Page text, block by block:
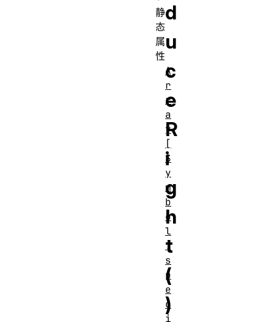
d
u
c
e
R
i
g
h
t
(
)
静
态
属
性
A
r
r
a
y
[
S
y
m
b
o
l
.
s
p
e
c
i